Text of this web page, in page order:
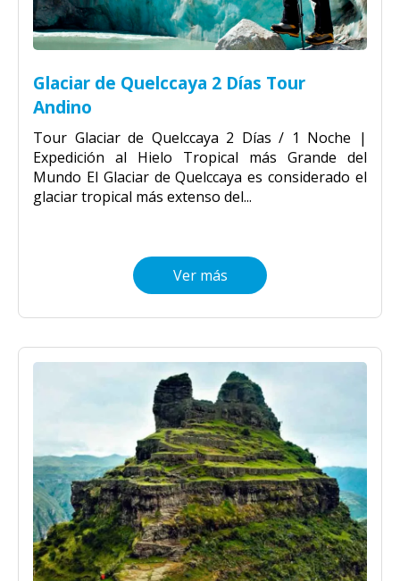
Glaciar de Quelccaya 2 Días Tour
Andino
Tour Glaciar de Quelccaya 2 Días / 1 Noche |
Expedición al Hielo Tropical más Grande del
Mundo El Glaciar de Quelccaya es considerado el
glaciar tropical más extenso del...
Ver más